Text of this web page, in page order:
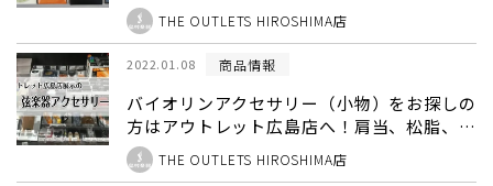
THE OUTLETS HIROSHIMA店
2022.01.08 商品情報
バイオリンアクセサリー（小物）をお探しの
方はアウトレット広島店へ！肩当、松脂、バ
イオリン弦・ビオラ弦・チェロ弦など多数展
示中！
THE OUTLETS HIROSHIMA店